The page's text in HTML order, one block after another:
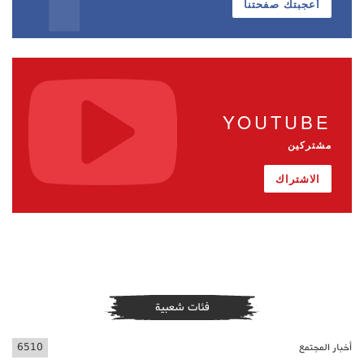
أعجبتك صفحتنا
YOUTUBE
مشتركين
الاشتراك
فئات شعبية
أخبار المجتمع 6510